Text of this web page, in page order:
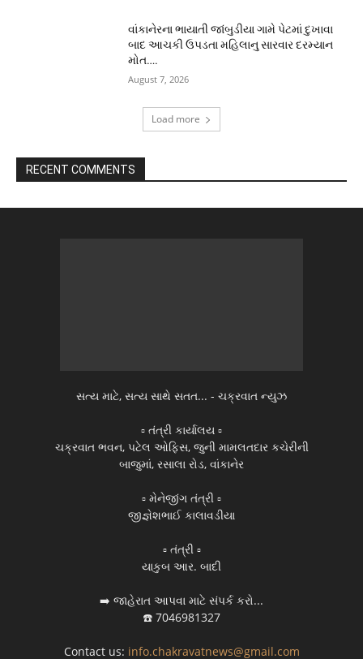
વાંકાનેરના ભાયાતી જાંબુડીયા ગામે પેટમાં દુખાવા
બાદ આચકી ઉપડતા મહિલાનુ સારવાર દરમ્યાન
મોત….
August 7, 2026
Load more
RECENT COMMENTS
સત્ય માટે, સત્ય સાથે સતત... - ચક્રવાત ન્યુઝ
▫️ તંત્રી કાર્યાલય ▫️
ચક્રવાત ભવન, પટેલ ઓફિસ, જુની મામલતદાર કચેરીની
બાજુમાં, રસાલા રોડ, વાંકાનેર
▫️ મેનેજીંગ તંત્રી ▫️
જીજ્ઞેશભાઈ કાલાવડીયા
▫️ તંત્રી ▫️
યાકુબ આર. બાદી
➡️ જાહેરાત આપવા માટે સંપર્ક કરો...
☎️ 7046981327
Contact us: info.chakravatnews@gmail.com